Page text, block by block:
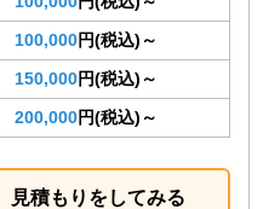
100,000円(税込)～
150,000円(税込)～
200,000円(税込)～
見積もりをしてみる